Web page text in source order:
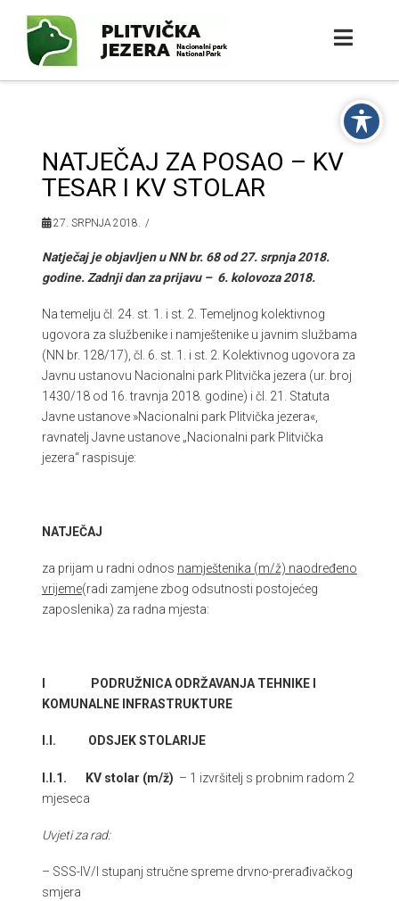
NATJEČAJ ZA POSAO – KV
TESAR I KV STOLAR
27. SRPNJA 2018.
Natječaj je objavljen u NN br. 68 od 27. srpnja 2018.
godine. Zadnji dan za prijavu – 6. kolovoza 2018.
Na temelju čl. 24. st. 1. i st. 2. Temeljnog kolektivnog
ugovora za službenike i namještenike u javnim službama
(NN br. 128/17), čl. 6. st. 1. i st. 2. Kolektivnog ugovora za
Javnu ustanovu Nacionalni park Plitvička jezera (ur. broj
1430/18 od 16. travnja 2018. godine) i čl. 21. Statuta
Javne ustanove »Nacionalni park Plitvička jezera«,
ravnatelj Javne ustanove „Nacionalni park Plitvička
jezera“ raspisuje:
NATJEČAJ
za prijam u radni odnos namještenika (m/ž) naodređeno
vrijeme(radi zamjene zbog odsutnosti postojećeg
zaposlenika) za radna mjesta:
I PODRUŽNICA ODRŽAVANJA TEHNIKE I
KOMUNALNE INFRASTRUKTURE
I.I. ODSJEK STOLARIJE
I.I.1. KV stolar (m/ž) – 1 izvršitelj s probnim radom 2
mjeseca
Uvjeti za rad:
– SSS-IV/I stupanj stručne spreme drvno-prerađivačkog
smjera